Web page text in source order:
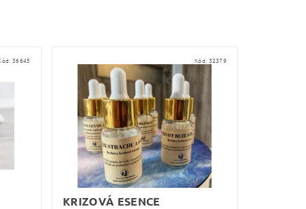
36645 Kód: 32379
KRIZOVÁ ESENCE